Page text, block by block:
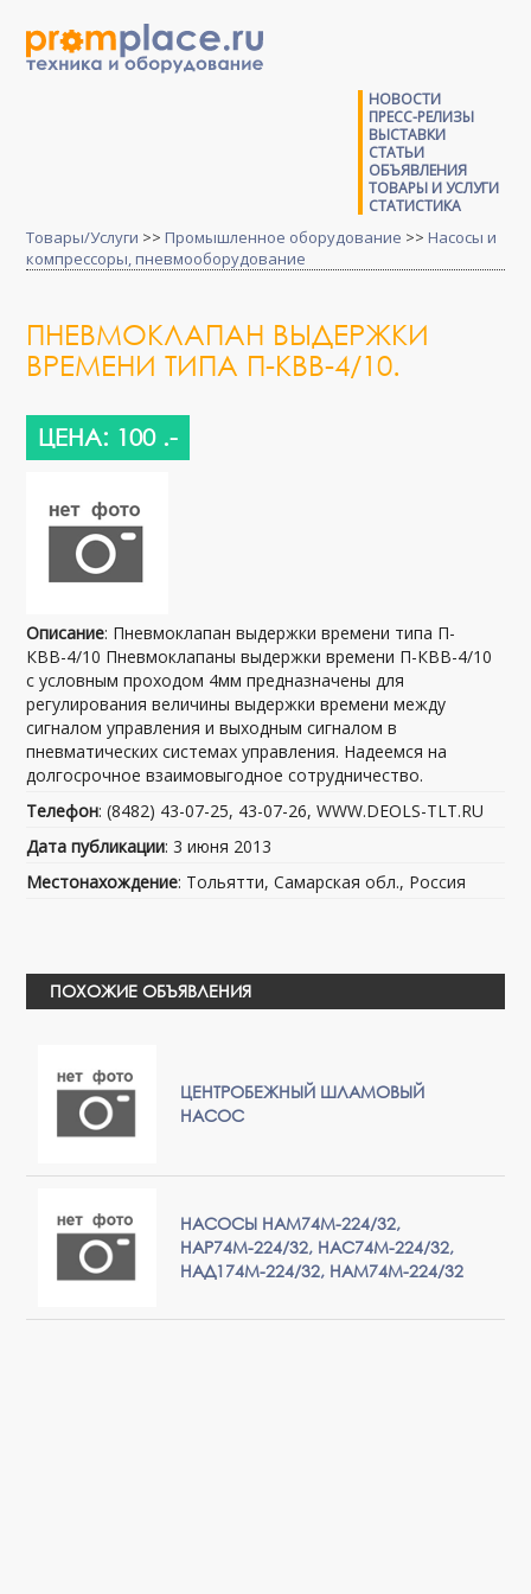
НОВОСТИ
ПРЕСС-РЕЛИЗЫ
ВЫСТАВКИ
СТАТЬИ
ОБЪЯВЛЕНИЯ
ТОВАРЫ И УСЛУГИ
СТАТИСТИКА
Товары/Услуги >> Промышленное оборудование >> Насосы и
компрессоры, пневмооборудование
ПНЕВМОКЛАПАН ВЫДЕРЖКИ
ВРЕМЕНИ ТИПА П-КВВ-4/10.
ЦЕНА: 100 .-
Описание: Пневмоклапан выдержки времени типа П-
КВВ-4/10 Пневмоклапаны выдержки времени П-КВВ-4/10
с условным проходом 4мм предназначены для
регулирования величины выдержки времени между
сигналом управления и выходным сигналом в
пневматических системах управления. Надеемся на
долгосрочное взаимовыгодное сотрудничество.
Телефон: (8482) 43-07-25, 43-07-26, WWW.DEOLS-TLT.RU
Дата публикации: 3 июня 2013
Местонахождение: Тольятти, Самарская обл., Россия
ПОХОЖИЕ ОБЪЯВЛЕНИЯ
ЦЕНТРОБЕЖНЫЙ ШЛАМОВЫЙ
НАСОС
НАСОСЫ НАМ74М-224/32,
НАР74М-224/32, НАС74М-224/32,
НАД174М-224/32, НАМ74М-224/32